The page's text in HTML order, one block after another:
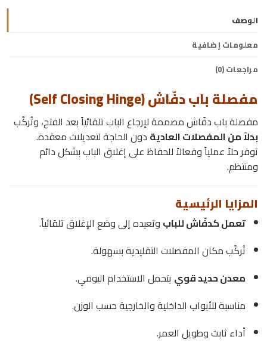
الوصف
معلومات إضافية
مراجعات (0)
مفصلة باب دفّاش (Self Closing Hinge)
مفصلة باب دفّاش مصممة لإرجاع الباب تلقائياً بعد الفتح، وتُركّب
بدلاً من المفصلات العادية دون الحاجة لتعديلات معقدة.
توفر حلاً عملياً وفعالاً للحفاظ على إغلاق الباب بشكل دائم
ومنتظم.
المزايا الرئيسية
تعمل كدفّاش للباب وتعيده إلى وضع الإغلاق تلقائياً.
تُركّب مكان المفصلات التقليدية بسهولة.
معدن حديد قوي يتحمل الاستخدام اليومي.
مناسبة للأبواب الداخلية والخارجية حسب الوزن.
أداء ثابت وطويل العمر.